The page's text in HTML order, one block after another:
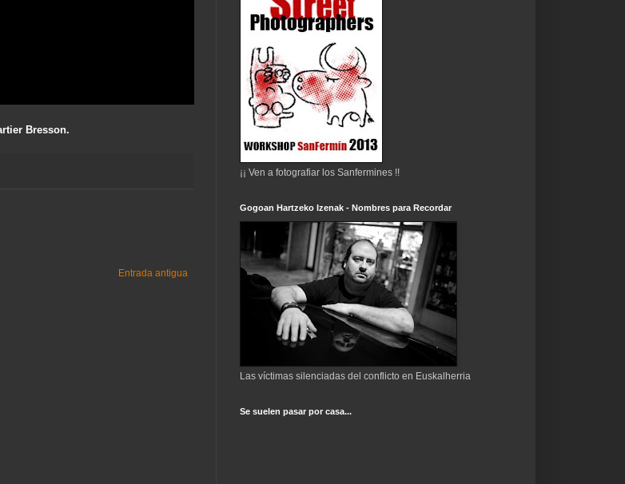
Bresson.
Entrada antigua
¡¡ Ven a fotografiar los Sanfermines !!
Gogoan Hartzeko Izenak - Nombres para Recordar
Las víctimas silenciadas del conflicto en Euskalherria
Se suelen pasar por casa...